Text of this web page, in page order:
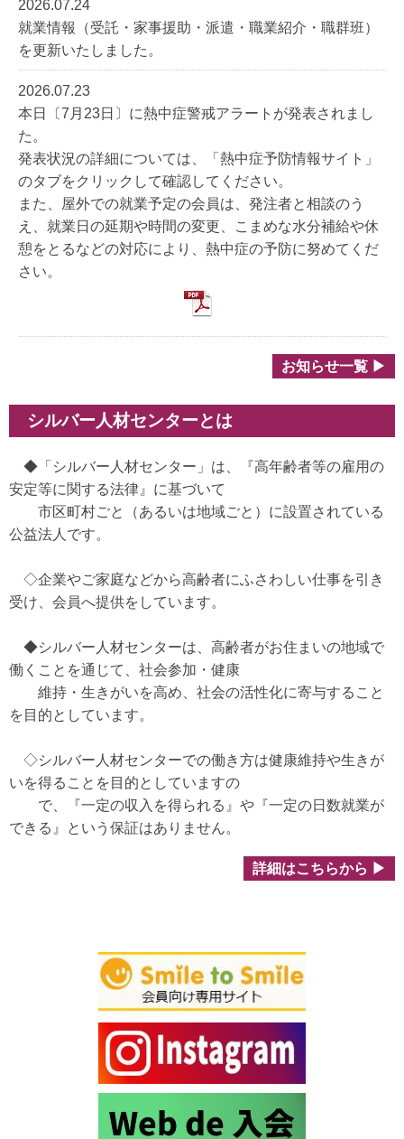
2026.07.24
就業情報（受託・家事援助・派遣・職業紹介・職群班）
を更新いたしました。
2026.07.23
本日〔7月23日〕に熱中症警戒アラートが発表されまし
た。
発表状況の詳細については、「熱中症予防情報サイト」
のタブをクリックして確認してください。
また、屋外での就業予定の会員は、発注者と相談のう
え、就業日の延期や時間の変更、こまめな水分補給や休
憩をとるなどの対応により、熱中症の予防に努めてくだ
さい。
お知らせ一覧 ▶
シルバー人材センターとは
◆「シルバー人材センター」は、『高年齢者等の雇用の
安定等に関する法律』に基づいて
市区町村ごと（あるいは地域ごと）に設置されている
公益法人です。
◇企業やご家庭などから高齢者にふさわしい仕事を引き
受け、会員へ提供をしています。
◆シルバー人材センターは、高齢者がお住まいの地域で
働くことを通じて、 社会参加・健康
維持・生きがいを高め、 社会の活性化に寄与すること
を目的としてい ます。
◇シルバー人材センターでの働き方は健康維持や生きが
いを得ることを目的としていますの
で、『一定の収入を得られる』や『一定の日数就業が
できる』という保証はありません。
詳細はこちらから ▶